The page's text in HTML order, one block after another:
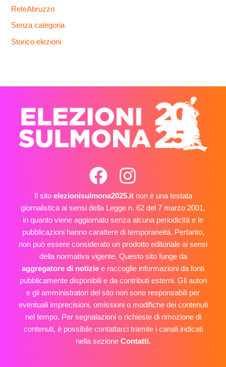
ReteAbruzzo
Senza categoria
Storico elezioni
Il sito elezionisulmona2025.itnon è una testata
giornalistica ai sensi della Legge n. 62 del 7 marzo 2001,
in quanto viene aggiornato senza alcuna periodicità e le
pubblicazioni hanno carattere di temporaneità. Pertanto,
non può essere considerato un prodotto editoriale ai sensi
della normativa vigente. Questo sito funge da
aggregatore di notizie e raccoglie informazioni da fonti
pubblicamente disponibili e da contributi esterni. Gli autori
e gli amministratori del sito non sono responsabili per
eventuali imprecisioni, omissioni o modifiche dei contenuti
nel tempo. Per segnalazioni o richieste di rimozione di
contenuti, è possibile contattarci tramite i canali indicati
nella sezione Contatti.